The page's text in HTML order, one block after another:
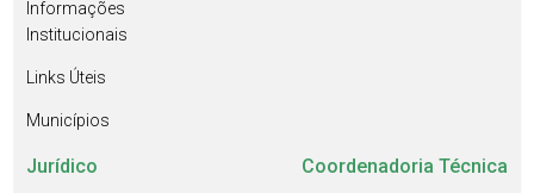
Informações
Institucionais
Links Úteis
Municípios
Jurídico Coordenadoria Técnica